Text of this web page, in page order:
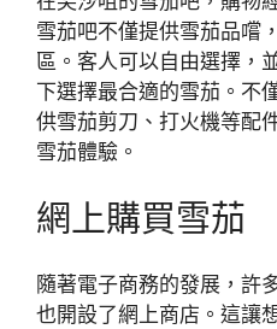
雪茄吧不僅提供雪茄品嚐
區。客人可以自由選擇，
下選擇最合適的雪茄。不
供雪茄剪刀、打火機等配
雪茄體驗。
網上購買雪茄
隨著電子商務的發展，許
也開設了網上商店。這讓